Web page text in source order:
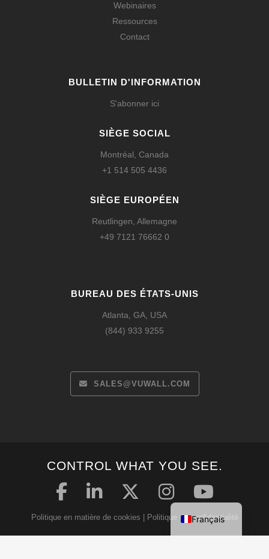
Webinaires
Ressources
Contact
BULLETIN D'INFORMATION
S'abonner ici
SIÈGE SOCIAL
Montréal, Canada
+1 514 505 4436
SIÈGE EUROPÉEN
Reutlingen, Allemagne
+49 7121 76662 0
BUREAU DES ÉTATS-UNIS
Atlanta, GA, USA
(844) 933 9255
SALES@VUWALL.COM
CONTROL WHAT YOU SEE.
Politique en matière de cookies Politique de confidentialité
Français
English
Español